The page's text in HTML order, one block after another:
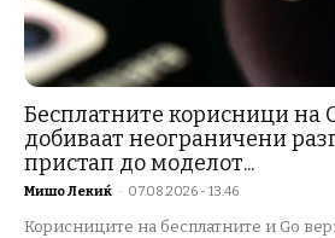
Бесплатните корисници на
добиваат неограничени
пристап до моделот...
Мишо Лекиќ - 07.08.2026 - 13:46
Корисниците на бесплатните и Go